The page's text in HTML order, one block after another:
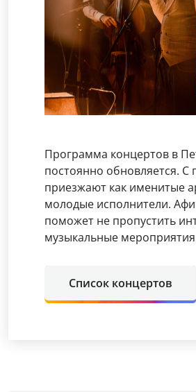
Программа концертов в
постоянно обновляется. С
приезжают как именитые
молодые исполнители.
поможет не пропустить
музыкальные
Список концертов